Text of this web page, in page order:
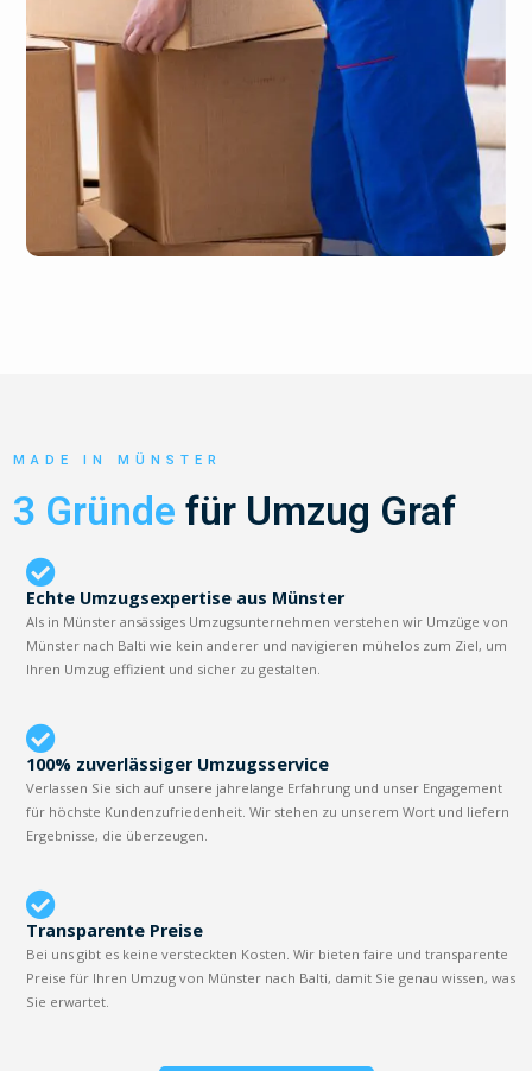
MADE IN MÜNSTER
3 Gründe für Umzug Graf
Echte Umzugsexpertise aus Münster
Als in Münster ansässiges Umzugsunternehmen verstehen wir Umzüge von
Münster nach Balti wie kein anderer und navigieren mühelos zum Ziel, um
Ihren Umzug effizient und sicher zu gestalten.
100% zuverlässiger Umzugsservice
Verlassen Sie sich auf unsere jahrelange Erfahrung und unser Engagement
für höchste Kundenzufriedenheit. Wir stehen zu unserem Wort und liefern
Ergebnisse, die überzeugen.
Transparente Preise
Bei uns gibt es keine versteckten Kosten. Wir bieten faire und transparente
Preise für Ihren Umzug von Münster nach Balti, damit Sie genau wissen, was
Sie erwartet.